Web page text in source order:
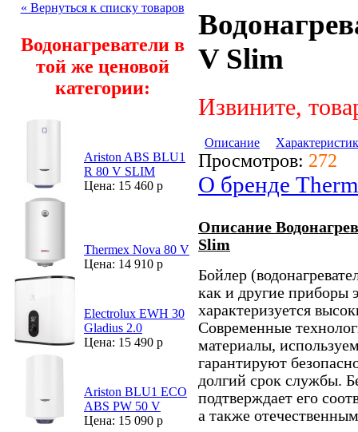
« Вернуться к списку товаров
Водонагреватели в
той же ценовой
категории:
Ariston ABS BLU1
R 80 V SLIM
Цена: 15 460 р
Thermex Nova 80 V
Цена: 14 910 р
Electrolux EWH 30
Gladius 2.0
Цена: 15 490 р
Ariston BLU1 ECO
ABS PW 50 V
Цена: 15 090 р
V Slim
Извините,
Описание
Просмотров: 272
О бренде
Описание
Slim
Бойлер
как и другие приборы
характеризуется
Современные
материалы,
гарантируют
долгий срок службы.
подтверждает его
а также